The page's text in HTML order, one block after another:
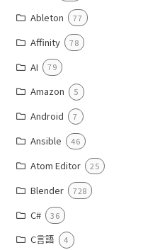
Ableton 77
Affinity 78
AI 79
Amazon 5
Android 7
Ansible 46
Atom Editor 25
Blender 728
C# 36
C言語 4